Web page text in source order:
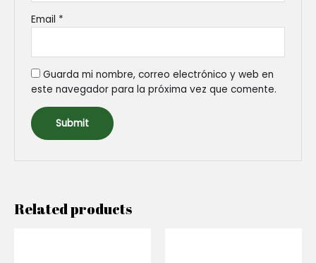
Email *
Guarda mi nombre, correo electrónico y web en
este navegador para la próxima vez que comente.
Related products